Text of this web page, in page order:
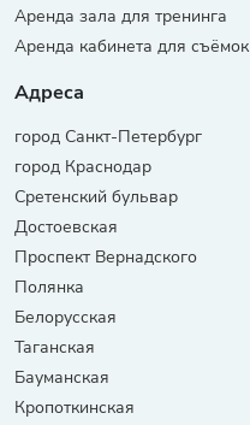
Аренда зала для тренинга
Аренда кабинета для съёмок
Адреса
город Санкт-Петербург
город Краснодар
Сретенский бульвар
Достоевская
Проспект Вернадского
Полянка
Белорусская
Таганская
Бауманская
Кропоткинская